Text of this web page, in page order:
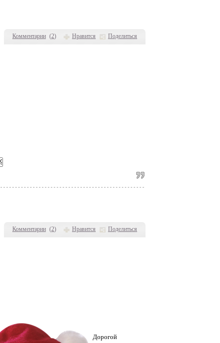
Комментарии (2) Нравится Поделиться
Комментарии (2) Нравится Поделиться
Дорогой